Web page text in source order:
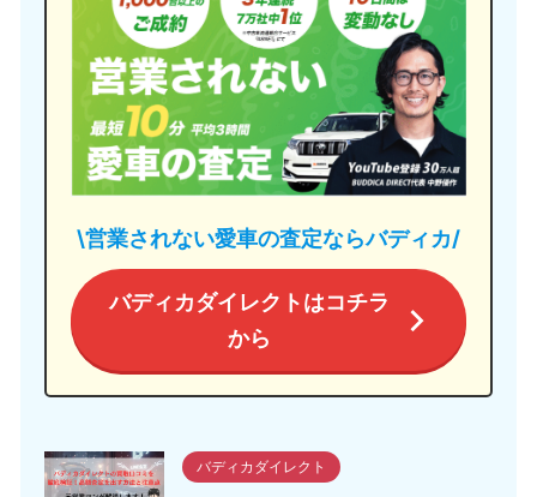
\営業されない愛車の査定ならバディカ/
バディカダイレクトはコチラ
から
バディカダイレクト